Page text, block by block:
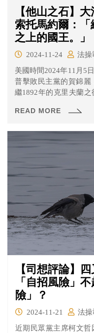
【他山之石】
索托馬約爾：
之上的國王。」
2024-11-24
法操
美國時間2024年11月5
普擊敗民主黨的賀錦麗
繼1892年的克里夫蘭之
READ MORE
【司想評論】
「自招風險」
險」？
2024-11-21
法操
近期民眾黨主席柯文